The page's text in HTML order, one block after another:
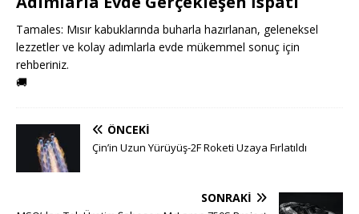
Tamales: Mısır kabuklarında buharla hazırlanan, geleneksel
lezzetler ve kolay adımlarla evde mükemmel sonuç için
rehberiniz.
🚚
ÖNCEKI
Çin’in Uzun Yürüyüş-2F Roketi Uzaya Fırlatıldı
SONRAKI